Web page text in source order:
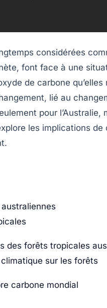
considérées
font face à une
de carbone
lié au
pour l’Australie,
les implications
des forêts tropicales
sur les forêts
carbone mondial